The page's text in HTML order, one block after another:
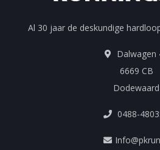
Al 30 jaar de deskundige
Dalwagen
6669 CB
Dodewaard
0488-